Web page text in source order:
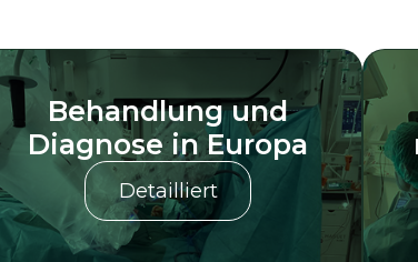
Behandlung und
Diagnose in Europa
Detailliert